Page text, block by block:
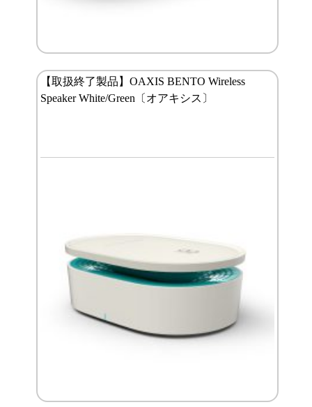
【取扱終了製品】OAXIS BENTO Wireless
Speaker White/Green〔オアキシス〕